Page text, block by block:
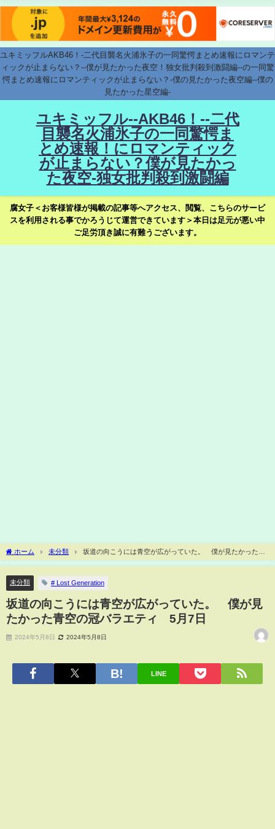
ユキミッフルAKB46！-二代目襲名火浦氷子の一同驚愕まとめ速報にロマンテ
ィックが止まらない？--僕が見たかった夜空！独女批判殺到激闘編--の一同驚
愕まとめ速報にロマンティックが止まらない？-僕の見たかった夜空編--僕の
見たかった星空編-
ユキミッフル--AKB46！--二代
目襲名火浦氷子の一同驚愕ま
とめ速報！にロマンティック
が止まらない？僕が見たかっ
た夜空-独女批判殺到激闘編
腐女子＜お客様皆様が掲載の記事等へアクセス、閲覧、こちらのサービ
スを利用される事でかろうじて運営できています＞本日は足元が悪い中
ご足労頂き誠に有難うございます。
ホーム 未分類
坂道の向こうには青空が広がっていた。 僕が見たかった青
空の冠バラエティ 5月7日
未分類 # Lost Generation
坂道の向こうには青空が広がっていた。 僕が見
たかった青空の冠バラエティ 5月7日
2024年5月8日 2024年5月8日
LINE